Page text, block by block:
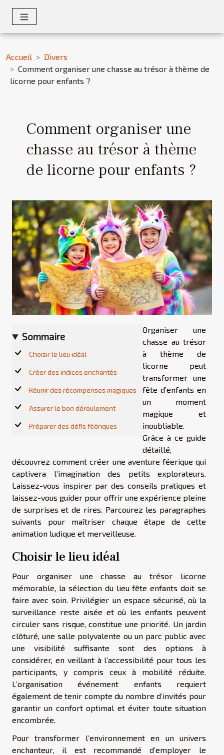
Accueil
Divers
Comment organiser une chasse au trésor à thème de
licorne pour enfants ?
Comment organiser une
chasse au trésor à thème
de licorne pour enfants ?
Sommaire
Choisir le lieu idéal
Créer des indices enchantés
Réunir des récompenses magiques
Assurer le bon déroulement
Préparer des défis féériques
Organiser une
chasse au trésor
à thème de
licorne peut
transformer une
fête d’enfants en
un moment
magique et
inoubliable.
Grâce à ce guide
détaillé,
découvrez comment créer une aventure féerique qui
captivera l’imagination des petits explorateurs.
Laissez-vous inspirer par des conseils pratiques et
laissez-vous guider pour offrir une expérience pleine
de surprises et de rires. Parcourez les paragraphes
suivants pour maîtriser chaque étape de cette
animation ludique et merveilleuse.
Choisir le lieu idéal
Pour organiser une chasse au trésor licorne
mémorable, la sélection du lieu fête enfants doit se
faire avec soin. Privilégier un espace sécurisé, où la
surveillance reste aisée et où les enfants peuvent
circuler sans risque, constitue une priorité. Un jardin
clôturé, une salle polyvalente ou un parc public avec
une visibilité suffisante sont des options à
considérer, en veillant à l’accessibilité pour tous les
participants, y compris ceux à mobilité réduite.
L’organisation événement enfants requiert
également de tenir compte du nombre d’invités pour
garantir un confort optimal et éviter toute situation
encombrée.
Pour transformer l’environnement en un univers
enchanteur, il est recommandé d’employer le